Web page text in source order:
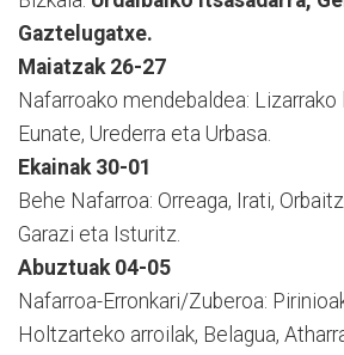
Gaztelugatxe.
Maiatzak 26-27
Nafarroako mendebaldea: Lizarrako
Eunate, Urederra eta Urbasa.
Ekainak 30-01
Behe Nafarroa: Orreaga, Irati,
Garazi eta Isturitz.
Abuztuak 04-05
Nafarroa-Erronkari/Zuberoa:
Holtzarteko arroilak, Belagua,